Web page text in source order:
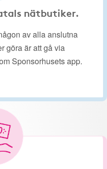
nätbutiker.
av alla anslutna
göra är att gå via
Sponsorhusets app.